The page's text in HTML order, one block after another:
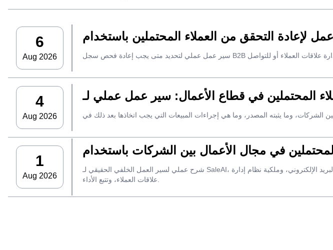
6
Aug 2026
4
Aug 2026
1
Aug 2026
شرح عملي لسير العمل الخلفي الحقيقي لـ SaleAI، بدءًا من جمع العملاء المحتملين من مصادر متعددة وأصول البيانات الدائمة وصولاً إلى التواصل عبر البريد الإلكتروني، وملكية نظام إدارة
علاقات العملاء، وتتبع الأداء.